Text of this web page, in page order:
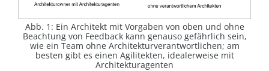
Abb. 1: Ein Architekt mit Vorgaben von oben und ohne
Beachtung von Feedback kann genauso gefährlich sein,
wie ein Team ohne Architekturverantwortlichen; am
besten gibt es einen Agilitekten, idealerweise mit
Architekturagenten